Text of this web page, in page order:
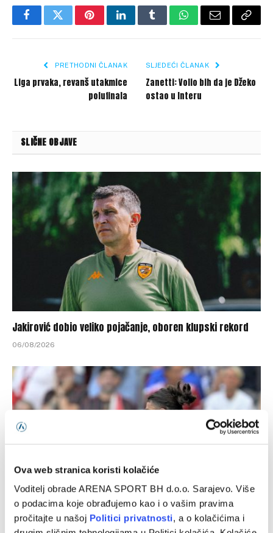
Ova web stranica koristi kolačiće
Voditelj obrade ARENA SPORT BH d.o.o. Sarajevo. Više
o podacima koje obrađujemo kao i o vašim pravima
pročitajte u našoj Politici privatnosti, a o kolačićima i
FacebookTwitterPinterestLinkedInTumblrWhatsApp
Email Copy
PRETHODNI ČLANAK
Liga prvaka, revanš utakmice
polufinala
SLJEDEĆI ČLANAK
Zanetti: Volio bih da je Džeko
ostao u Interu
SLIČNE OBJAVE
Jakirović dobio veliko pojačanje, oboren klupski rekord
06/08/2026
Italijanski mediji: Juventus i Spalletti imaju jasan plan za